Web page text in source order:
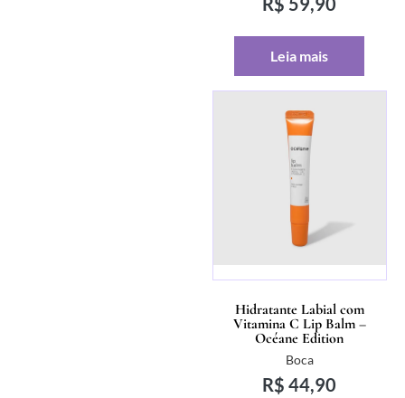
R$ 59,90
Leia mais
Hidratante Labial com
Vitamina C Lip Balm –
Océane Edition
Boca
R$ 44,90